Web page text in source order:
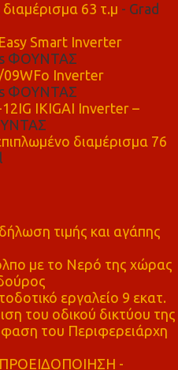
διαμέρισμα 63 τ.μ - Grad
Smart Inverter
ΦΟΥΝΤΑΣ
09WFo Inverter
ΦΟΥΝΤΑΣ
IKIGAI Inverter –
διαμέρισμα 76
τιμής και αγάπης
με το Νερό της χώρας
εργαλείο 9 εκατ.
του οδικού δικτύου της
του Περιφερειάρχη
-